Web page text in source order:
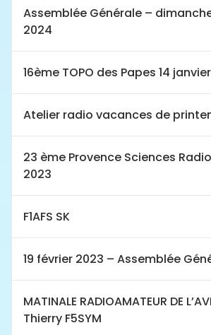
Assemblée Générale – dimanche
2024
16ème TOPO des Papes 14
Atelier radio vacances de
23 ème Provence Sciences
2023
F1AFS SK
19 février 2023 – Assemblée
MATINALE RADIOAMATEUR DE
Thierry F5SYM